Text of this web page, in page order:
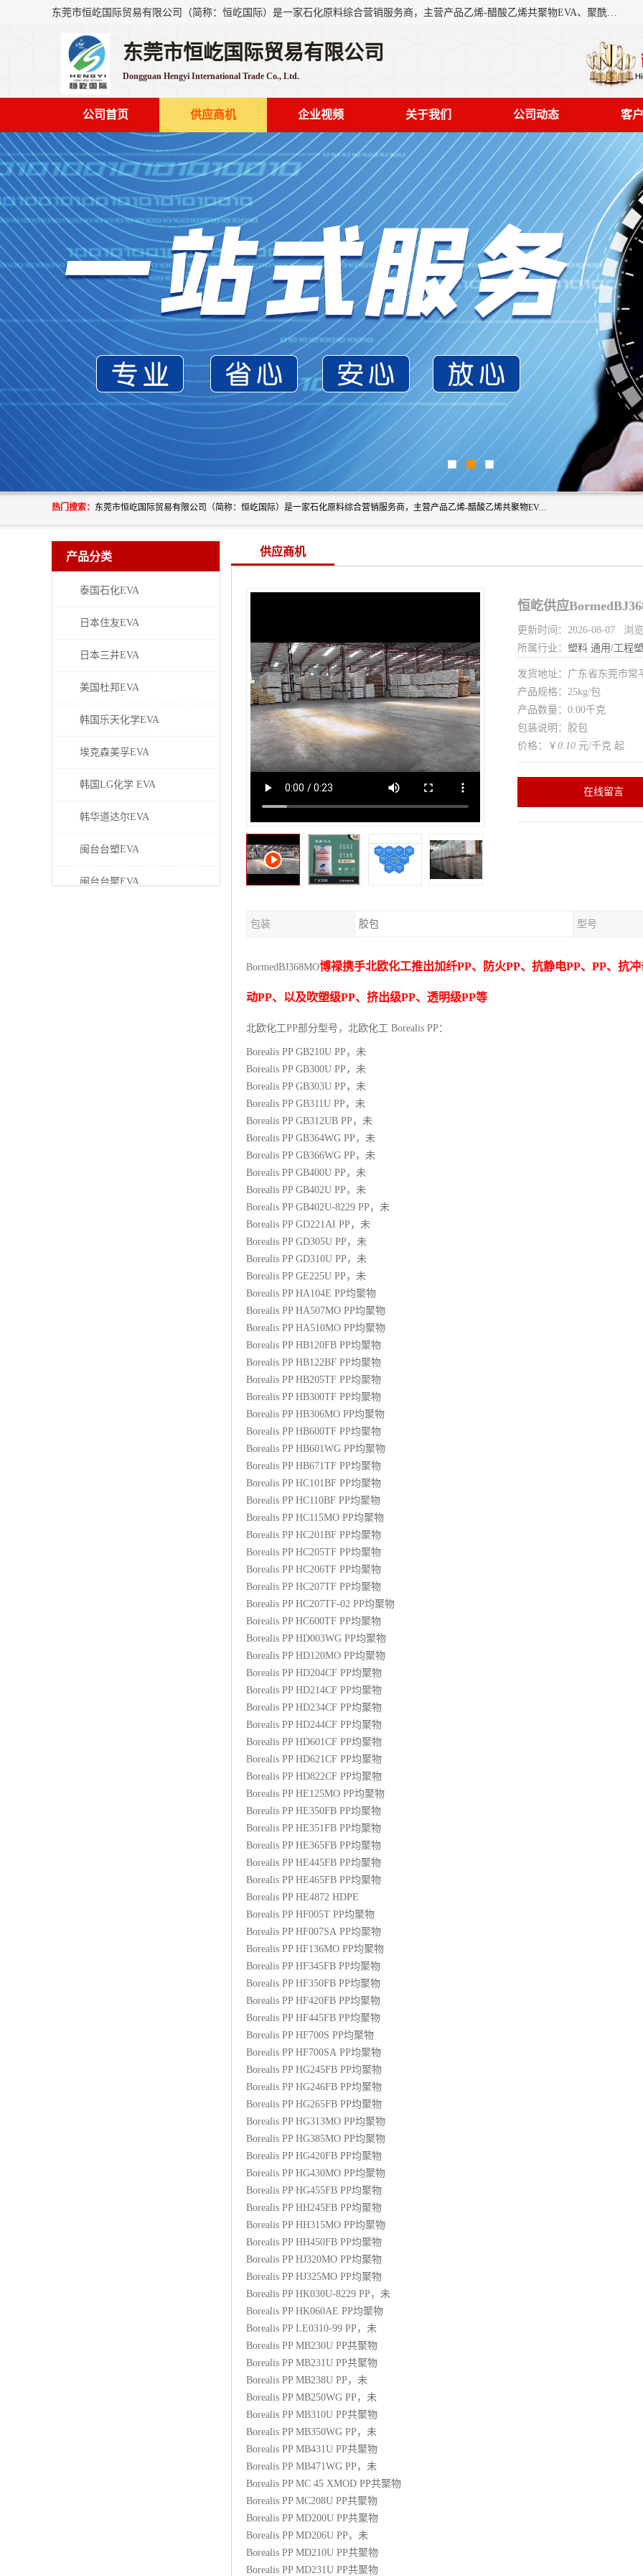
东莞市恒屹国际贸易有限公司（简称：恒屹国际）是一家石化原料综合营销服务商，主营产品乙烯-醋酸乙烯共聚物EVA、聚酰胺PA（尼龙）、醚酯型热塑弹性体TPEE等，公司秉承以市场为导向的战略思想，致力于大宗石化原料在中国市场的营销服务业务，为客户提供一站式的全面服务。
东莞市恒屹国际贸易有限公司
Dongguan Hengyi International Trade Co., Ltd.
公司首页 供应商机 企业视频 关于我们 公司动态 客
热门搜索： 东莞市恒屹国际贸易有限公司（简称：恒屹国际）是一家石化原料综合营销服务商，主营产品乙烯-醋酸乙烯共聚物EVA、聚酰胺PA（尼龙）、醚酯型热塑弹性体TPEE等，公司秉承以市场为导向的战略思想，致力于大宗石化原料在中国市场的营销服务业务，为客户提供一站式的全面服务。
产品分类
泰国石化EVA
日本住友EVA
日本三井EVA
美国杜邦EVA
韩国乐天化学EVA
埃克森美孚EVA
韩国LG化学 EVA
韩华道达尔EVA
闽台台塑EVA
闽台台聚EVA
供应商机
恒屹供应
更新时间：2026-08-07 浏
所属行业： 塑料 通用/工程
发货地址：广东省东莞市常
产品规格：25kg/包
产品数量：0.00千克
包装说明：胶包
价格：￥ 0.10 元/千克 起
在线留言
包装 胶包 型号
BormedBJ368MO博禄携手北欧化工推出加纤PP、防火PP、抗静电PP、 PP、抗冲
动PP、以及吹塑级PP、挤出级PP、透明级PP等
北欧化工PP部分型号，北欧化工 Borealis PP：
Borealis PP GB210U PP ，未
Borealis PP GB300U PP ，未
Borealis PP GB303U PP ，未
Borealis PP GB311U PP ，未
Borealis PP GB312UB PP ，未
Borealis PP GB364WG PP ，未
Borealis PP GB366WG PP ，未
Borealis PP GB400U PP ，未
Borealis PP GB402U PP ，未
Borealis PP GB402U-8229 PP ，未
Borealis PP GD221AI PP ，未
Borealis PP GD305U PP ，未
Borealis PP GD310U PP ，未
Borealis PP GE225U PP ，未
Borealis PP HA104E PP均聚物
Borealis PP HA507MO PP均聚物
Borealis PP HA510MO PP均聚物
Borealis PP HB120FB PP均聚物
Borealis PP HB122BF PP均聚物
Borealis PP HB205TF PP均聚物
Borealis PP HB300TF PP均聚物
Borealis PP HB306MO PP均聚物
Borealis PP HB600TF PP均聚物
Borealis PP HB601WG PP均聚物
Borealis PP HB671TF PP均聚物
Borealis PP HC101BF PP均聚物
Borealis PP HC110BF PP均聚物
Borealis PP HC115MO PP均聚物
Borealis PP HC201BF PP均聚物
Borealis PP HC205TF PP均聚物
Borealis PP HC206TF PP均聚物
Borealis PP HC207TF PP均聚物
Borealis PP HC207TF-02 PP均聚物
Borealis PP HC600TF PP均聚物
Borealis PP HD003WG PP均聚物
Borealis PP HD120MO PP均聚物
Borealis PP HD204CF PP均聚物
Borealis PP HD214CF PP均聚物
Borealis PP HD234CF PP均聚物
Borealis PP HD244CF PP均聚物
Borealis PP HD601CF PP均聚物
Borealis PP HD621CF PP均聚物
Borealis PP HD822CF PP均聚物
Borealis PP HE125MO PP均聚物
Borealis PP HE350FB PP均聚物
Borealis PP HE351FB PP均聚物
Borealis PP HE365FB PP均聚物
Borealis PP HE445FB PP均聚物
Borealis PP HE465FB PP均聚物
Borealis PP HE4872 HDPE
Borealis PP HF005T PP均聚物
Borealis PP HF007SA PP均聚物
Borealis PP HF136MO PP均聚物
Borealis PP HF345FB PP均聚物
Borealis PP HF350FB PP均聚物
Borealis PP HF420FB PP均聚物
Borealis PP HF445FB PP均聚物
Borealis PP HF700S PP均聚物
Borealis PP HF700SA PP均聚物
Borealis PP HG245FB PP均聚物
Borealis PP HG246FB PP均聚物
Borealis PP HG265FB PP均聚物
Borealis PP HG313MO PP均聚物
Borealis PP HG385MO PP均聚物
Borealis PP HG420FB PP均聚物
Borealis PP HG430MO PP均聚物
Borealis PP HG455FB PP均聚物
Borealis PP HH245FB PP均聚物
Borealis PP HH315MO PP均聚物
Borealis PP HH450FB PP均聚物
Borealis PP HJ320MO PP均聚物
Borealis PP HJ325MO PP均聚物
Borealis PP HK030U-8229 PP ，未
Borealis PP HK060AE PP均聚物
Borealis PP LE0310-99 PP ，未
Borealis PP MB230U PP共聚物
Borealis PP MB231U PP共聚物
Borealis PP MB238U PP ，未
Borealis PP MB250WG PP ，未
Borealis PP MB310U PP共聚物
Borealis PP MB350WG PP ，未
Borealis PP MB431U PP共聚物
Borealis PP MB471WG PP ，未
Borealis PP MC 45 XMOD PP共聚物
Borealis PP MC208U PP共聚物
Borealis PP MD200U PP共聚物
Borealis PP MD206U PP ，未
Borealis PP MD210U PP共聚物
Borealis PP MD231U PP共聚物